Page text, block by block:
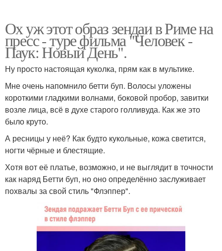
Ох уж этот образ зендаи в Риме на
пресс - туре фильма "Человек -
Паук: Новый День".
Ну просто настоящая куколка, прям как в мультике.
Мне очень напомнило бетти буп. Волосы уложены
короткими гладкими волнами, боковой пробор, завитки
возле лица, всё в духе старого голливуда. Как же это
было круто.
А ресницы у неё? Как будто кукольные, кожа светится,
ногти чёрные и блестящие.
Хотя вот её платье, возможно, и не выглядит в точности
как наряд Бетти буп, но оно определённо заслуживает
похвалы за свой стиль "Флэппер".